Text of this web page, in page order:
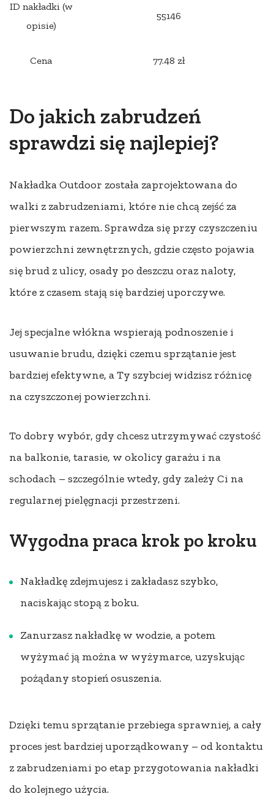
ID nakładki (w
opisie)
55146
Cena 77.48 zł
Do jakich zabrudzeń
sprawdzi się najlepiej?
Nakładka Outdoor została zaprojektowana do
walki z zabrudzeniami, które nie chcą zejść za
pierwszym razem. Sprawdza się przy czyszczeniu
powierzchni zewnętrznych, gdzie często pojawia
się brud z ulicy, osady po deszczu oraz naloty,
które z czasem stają się bardziej uporczywe.
Jej specjalne włókna wspierają podnoszenie i
usuwanie brudu, dzięki czemu sprzątanie jest
bardziej efektywne, a Ty szybciej widzisz różnicę
na czyszczonej powierzchni.
To dobry wybór, gdy chcesz utrzymywać czystość
na balkonie, tarasie, w okolicy garażu i na
schodach – szczególnie wtedy, gdy zależy Ci na
regularnej pielęgnacji przestrzeni.
Wygodna praca krok po kroku
Nakładkę zdejmujesz i zakładasz szybko,
naciskając stopą z boku.
Zanurzasz nakładkę w wodzie, a potem
wyżymać ją można w wyżymarce, uzyskując
pożądany stopień osuszenia.
Dzięki temu sprzątanie przebiega sprawniej, a cały
proces jest bardziej uporządkowany – od kontaktu
z zabrudzeniami po etap przygotowania nakładki
do kolejnego użycia.